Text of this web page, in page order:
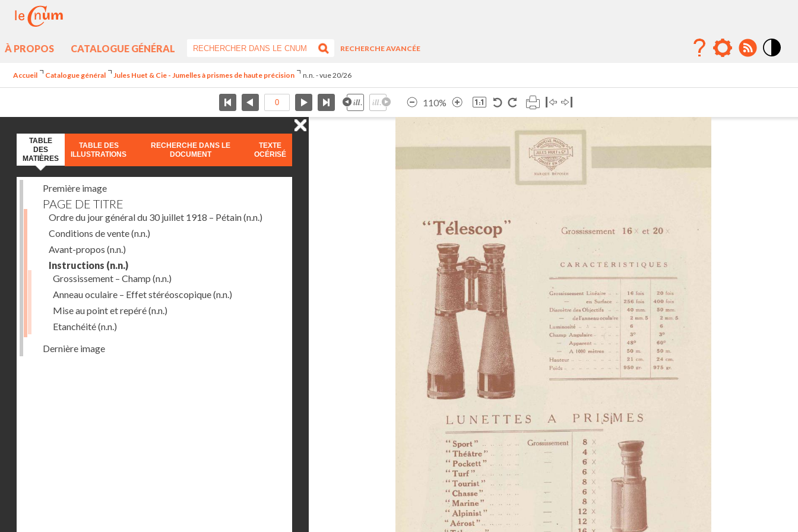
À PROPOS CATALOGUE GÉNÉRAL
RECHERCHE AVANCÉE
Accueil Catalogue général Jules Huet & Cie - Jumelles à prismes de haute précision n.n. - vue 20/26
110%
TABLE
DES
MATIÈRES
TABLE DES
ILLUSTRATIONS
RECHERCHE DANS LE
DOCUMENT
TEXTE
OCÉRISÉ
Première image
PAGE DE TITRE
Ordre du jour général du 30 juillet 1918 – Pétain(n.n.)
Conditions de vente(n.n.)
Avant-propos (n.n.)
Instructions (n.n.)
Grossissement – Champ (n.n.)
Anneau oculaire – Effet stéréoscopique(n.n.)
Mise au point et repéré(n.n.)
Etanchéité(n.n.)
Dernière image